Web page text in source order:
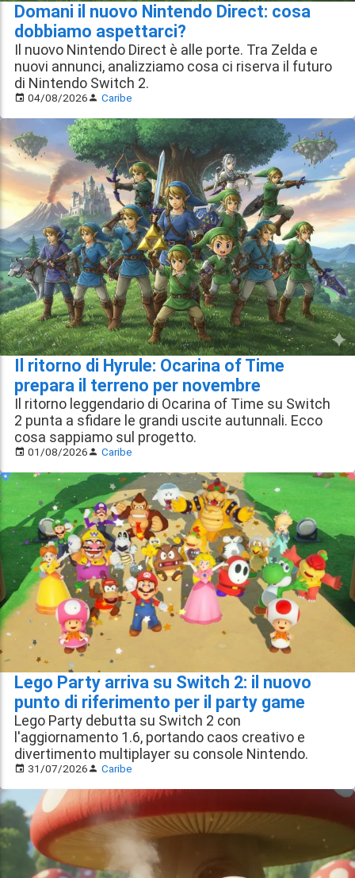
Domani il nuovo Nintendo Direct: cosa
dobbiamo aspettarci?
Il nuovo Nintendo Direct è alle porte. Tra Zelda e
nuovi annunci, analizziamo cosa ci riserva il futuro
di Nintendo Switch 2.
04/08/2026 Caribe
Il ritorno di Hyrule: Ocarina of Time
prepara il terreno per novembre
Il ritorno leggendario di Ocarina of Time su Switch
2 punta a sfidare le grandi uscite autunnali. Ecco
cosa sappiamo sul progetto.
01/08/2026 Caribe
Lego Party arriva su Switch 2: il nuovo
punto di riferimento per il party game
Lego Party debutta su Switch 2 con
l'aggiornamento 1.6, portando caos creativo e
divertimento multiplayer su console Nintendo.
31/07/2026 Caribe